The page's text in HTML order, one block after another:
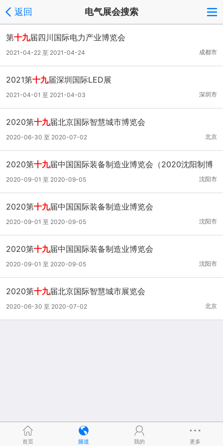
返回 电气展会搜索
第十九届四川国际电力产业博览会
成都市
2021-04-22 至 2021-04-24
2021第十九届深圳国际LED展
深圳市
2021-04-01 至 2021-04-03
2020第十九届北京国际智慧城市博览会
北京
2020-06-30 至 2020-07-02
2020第十九届中国国际装备制造业博览会（2020沈阳制博
会）
沈阳市
2020-09-01 至 2020-09-05
2020第十九届中国国际装备制造业博览会
沈阳市
2020-09-01 至 2020-09-05
2020第十九届中国国际装备制造业博览会
沈阳市
2020-09-01 至 2020-09-05
2020第十九届北京国际智慧城市展览会
北京
2020-06-30 至 2020-07-02
首页 频道 我的 更多